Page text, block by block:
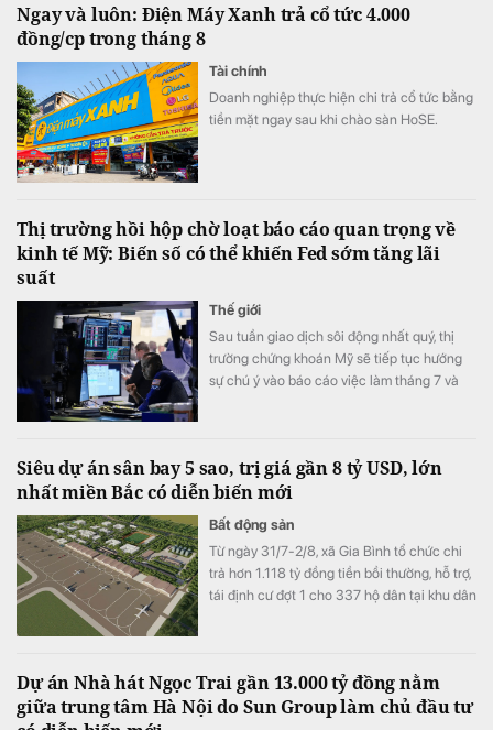
dự án luật then chốt như Luật Đất đai (sửa
lượng quan trọng.
Ngay và luôn: Điện Máy Xanh trả cổ tức 4.000
đồng/cp trong tháng 8
Tài chính
Doanh nghiệp thực hiện chi trả cổ tức bằng
tiền mặt ngay sau khi chào sàn HoSE.
Thị trường hồi hộp chờ loạt báo cáo quan trọng về
kinh tế Mỹ: Biến số có thể khiến Fed sớm tăng lãi
suất
Thế giới
Sau tuần giao dịch sôi động nhất quý, thị
trường chứng khoán Mỹ sẽ tiếp tục hướng
sự chú ý vào báo cáo việc làm tháng 7 và
Siêu dự án sân bay 5 sao, trị giá gần 8 tỷ USD, lớn
nhất miền Bắc có diễn biến mới
Bất động sản
Từ ngày 31/7-2/8, xã Gia Bình tổ chức chi
trả hơn 1.118 tỷ đồng tiền bồi thường, hỗ trợ,
tái định cư đợt 1 cho 337 hộ dân tại khu dân
Dự án Nhà hát Ngọc Trai gần 13.000 tỷ đồng nằm
giữa trung tâm Hà Nội do Sun Group làm chủ đầu tư